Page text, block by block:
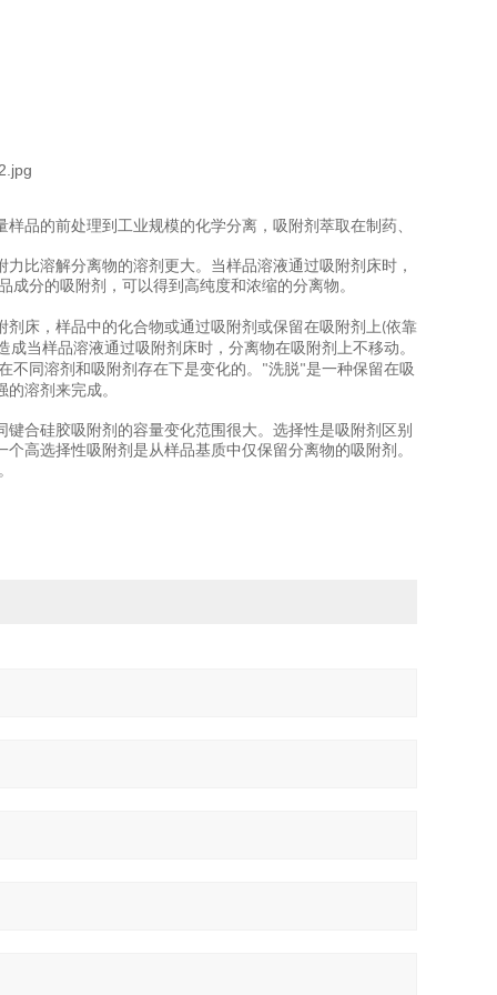
品的前处理到工业规模的化学分离，吸附剂萃取在制药、
比溶解分离物的溶剂更大。当样品溶液通过吸附剂床时，
成分的吸附剂，可以得到高纯度和浓缩的分离物。
床，样品中的化合物或通过吸附剂或保留在吸附剂上(依靠
当样品溶液通过吸附剂床时，分离物在吸附剂上不移动。
同溶剂和吸附剂存在下是变化的。 "洗脱"是一种保留在吸
溶剂来完成。
合硅胶吸附剂的容量变化范围很大。选择性是吸附剂区别
高选择性吸附剂是从样品基质中仅保留分离物的吸附剂。